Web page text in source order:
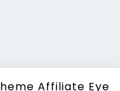
Affiliate Eye